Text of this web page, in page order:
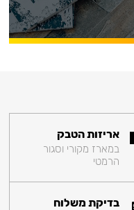
אריזות הטבק
במארז מקורי וסגור
הרמטי
בדיקת משלוח